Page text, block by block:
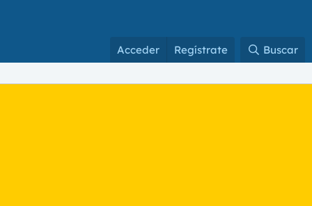
Acceder Regístrate Buscar